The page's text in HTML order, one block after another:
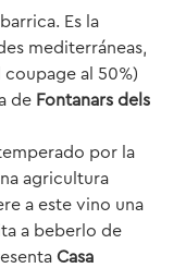
Es la
mediterráneas,
coupage al 50%)
de Fontanars dels
por la
agricultura
a este vino una
a beberlo de
Casa